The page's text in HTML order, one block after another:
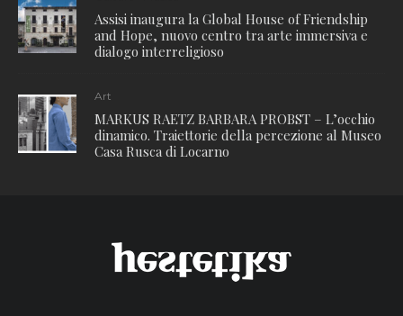
Assisi inaugura la Global House of Friendship
and Hope, nuovo centro tra arte immersiva e
dialogo interreligioso
Art
MARKUS RAETZ BARBARA PROBST – L’occhio
dinamico. Traiettorie della percezione al Museo
Casa Rusca di Locarno